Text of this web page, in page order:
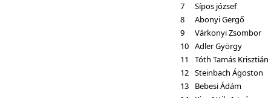
7
Sípos józsef
8
Abonyi Gergő
9
Várkonyi Zsombor
10 Adler György
11
Tóth Tamás Krisztián
12 Steinbach Ágoston
13
Bebesi Ádám